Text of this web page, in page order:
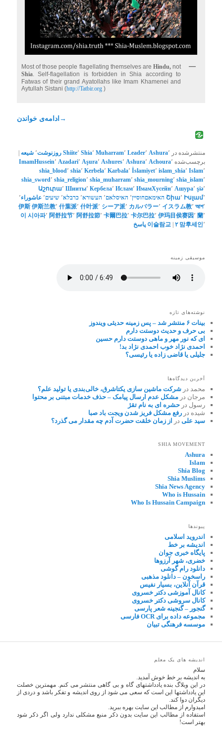
Most of those people flagellating themselves are Hindu,not
Shia . Self-flagellation is forbidden in Shia according to
Fatwas of their grand Ayatollahs like Imam Khamenei and
Aytullah Sistani (http://Tatbir.org)
ادامه‌ی خواندن →
منتشرشده در Ashura٬ Leader٬ Muharram٬ Shia٬ Shiite٬ روزنوشت٬ شیعه |
برچسب‌شده Achoura٬ Ashura٬ Ashures٬ Aşura٬ Azadari٬ ImamHussein٬
Islam٬ islam_shia٬ İslamiyet٬ Karbala٬ Kerbela٬ shia٬ shia_blood٬
shia_islam٬ shia_mourning٬ shia_muharram٬ shia_religion٬ shia_sword٬
şiə٬ Ашурa٬ ИмамХусейн٬ Ислам٬ Кербела٬ Шииты٬ Աշուրա٬
Իսլամ٬ Շիա٬ האימאםחוסיין٬ האיסלאם٬ העשורא٬ כרבלא٬ שיעים٬ عاشوراء٬
আশ٬ イスラム教٬ カルバラー٬ シーア派٬ 什叶派٬ 什葉派٬ 伊斯兰教٬
伊斯
蘭٬ 伊玛目侯赛因٬ 卡尔巴拉٬ 卡爾巴拉٬ 阿舒拉節٬ 阿舒拉节٬ 시아파٬
이
맘후세인٬ 이슬람교 | ۲ پاسخ
موسیقی زمینه
نوشته‌های تازه
بینات ۶ منتشر شد – پس زمینه حدیثی ویندوز
بی حرف و حدیث دوستت دارم
ای که نور مهر و ماهی دوستت دارم حسین
احمدی نژاد خوب احمدی نژاد بد!
جلیلی یا قاضی زاده یا رئیسی؟
آخرین دیدگاه‌ها
محمد درشرکت ماشین سازی یکتاشرق، خالی‌بندی یا تولید علم؟
مرجان درمشکل عدم ارسال پیامک – حذف خدمات مبتنی بر محتوا
رسول درحشره ای به نام تقژ
شیده دررفع مشکل فریز شدن ویجت باد صبا
سید علی در از زمان خلقت حضرت آدم چه مقدار می گذرد؟
SHIA MOVEMENT
Ashura
Islam
Shia Blog
Shia Muslims
Shia News Agency
Who is Hussain
Who Is Hussain Campaign
پیوندها
اندروید اسلامی
اندیشه بر خط
پایگاه خبری جوان
خضری، شهر آرزوها
دانلود رام گوشی
راسخون – دانلود مذهبی
قرآن آنلاین، بسیار نفیس
کانال آموزشی دکتر خسروی
کانال سروشی دکتر خسروی
گنجور – گنجینه شعر پارسی
مجموعه داده برای OCR فارسی
موسسه فرهنگی تبیان
اندیشه های یک معلم
سلام
به اندیشه بر خط خوش آمدید.
در این وبلاگ بنده یادداشتهای گاه و بی گاهی منتشر می کنم. مهمترین خصلت
این یادداشتها این است که سعی می شود از روی اندیشه و تفکر باشد و دردی از
دیگران دوا کند.
امیدوارم از مطالب این سایت بهره ببرید.
استفاده از مطالب این سایت بدون ذکر منبع مشکلی ندارد ولی اگر ذکر شود
بهتر است!